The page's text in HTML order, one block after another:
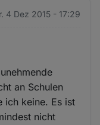
4 Dez 2015 - 17:29
an Schulen
ich keine. Es ist
nicht